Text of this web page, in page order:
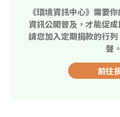
《環境資訊中心》需要
資訊公開普及，才能促
請您加入定期捐款的行
聲。
前往